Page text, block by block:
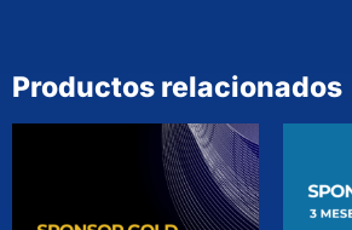
Productos relacionados